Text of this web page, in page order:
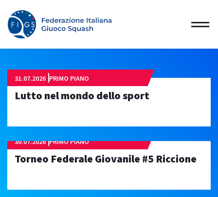
31.07.2026 PRIMO PIANO
Lutto nel mondo dello sport
30.07.2026 PRIMO PIANO
Torneo Federale Giovanile #5 Riccione